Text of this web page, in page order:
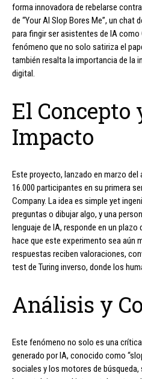
forma innovadora de rebelarse
de “Your AI Slop Bores Me”, un chat
para fingir ser asistentes de IA como
fenómeno que no solo satiriza el
también resalta la importancia de la
digital.
El Concepto
Impacto
Este proyecto, lanzado en marzo del
16.000 participantes en su primera
Company. La idea es simple yet
preguntas o dibujar algo, y una
lenguaje de IA, responde en un
hace que este experimento sea aún
respuestas reciben valoraciones,
test de Turing inverso, donde los
Análisis y
Este fenómeno no solo es una
generado por IA, conocido como
sociales y los motores de búsqueda,